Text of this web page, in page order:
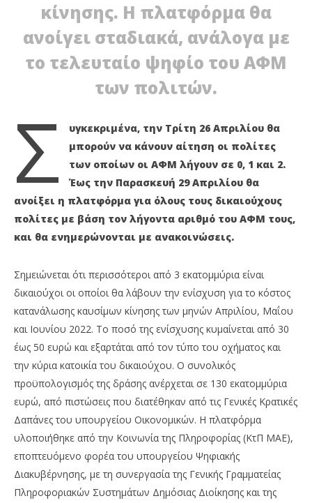
ΔΙΑΒΑΖΕΤΕ ΤΩΡΑ
Ξεπέρασαν τις 100.000 οι αιτήσεις για το Fuel Pass
Maxitis
Petroupolis
κίνησης. Η πλατφόρμα θα
ανοίγει σταδιακά, ανάλογα με
το τελευταίο ψηφίο του ΑΦΜ
των πολιτών.
Σ
υγκεκριμένα, την Τρίτη 26 Απριλίου θα
μπορούν να κάνουν αίτηση οι πολίτες
των οποίων οι ΑΦΜ λήγουν σε 0, 1 και 2.
Έως την Παρασκευή 29 Απριλίου θα
ανοίξει η πλατφόρμα για όλους τους δικαιούχους
πολίτες με βάση τον λήγοντα αριθμό του ΑΦΜ τους,
και θα ενημερώνονται με ανακοινώσεις.
Σημειώνεται ότι περισσότεροι από 3 εκατομμύρια είναι
δικαιούχοι οι οποίοι θα λάβουν την ενίσχυση για το κόστος
κατανάλωσης καυσίμων κίνησης των μηνών Απριλίου, Μαΐου
και Ιουνίου 2022. Το ποσό της ενίσχυσης κυμαίνεται από 30
έως 50 ευρώ και εξαρτάται από τον τύπο του οχήματος και
την κύρια κατοικία του δικαιούχου. Ο συνολικός
προϋπολογισμός της δράσης ανέρχεται σε 130 εκατομμύρια
ευρώ, από πιστώσεις που διατέθηκαν από τις Γενικές Κρατικές
Δαπάνες του υπουργείου Οικονομικών. Η πλατφόρμα
υλοποιήθηκε από την Κοινωνία της Πληροφορίας (ΚτΠ ΜΑΕ),
εποπτευόμενο φορέα του υπουργείου Ψηφιακής
Διακυβέρνησης, με τη συνεργασία της Γενικής Γραμματείας
Πληροφοριακών Συστημάτων Δημόσιας Διοίκησης και της